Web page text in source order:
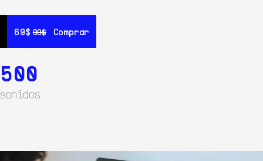
69$ 99$ Comprar
69$ 99$ Comprar
500
sonidos